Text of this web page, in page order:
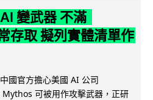
變武器 不滿
存取 擬列實體清單作
國官方擔心美國 AI 公司
可被用作攻擊武器，正研